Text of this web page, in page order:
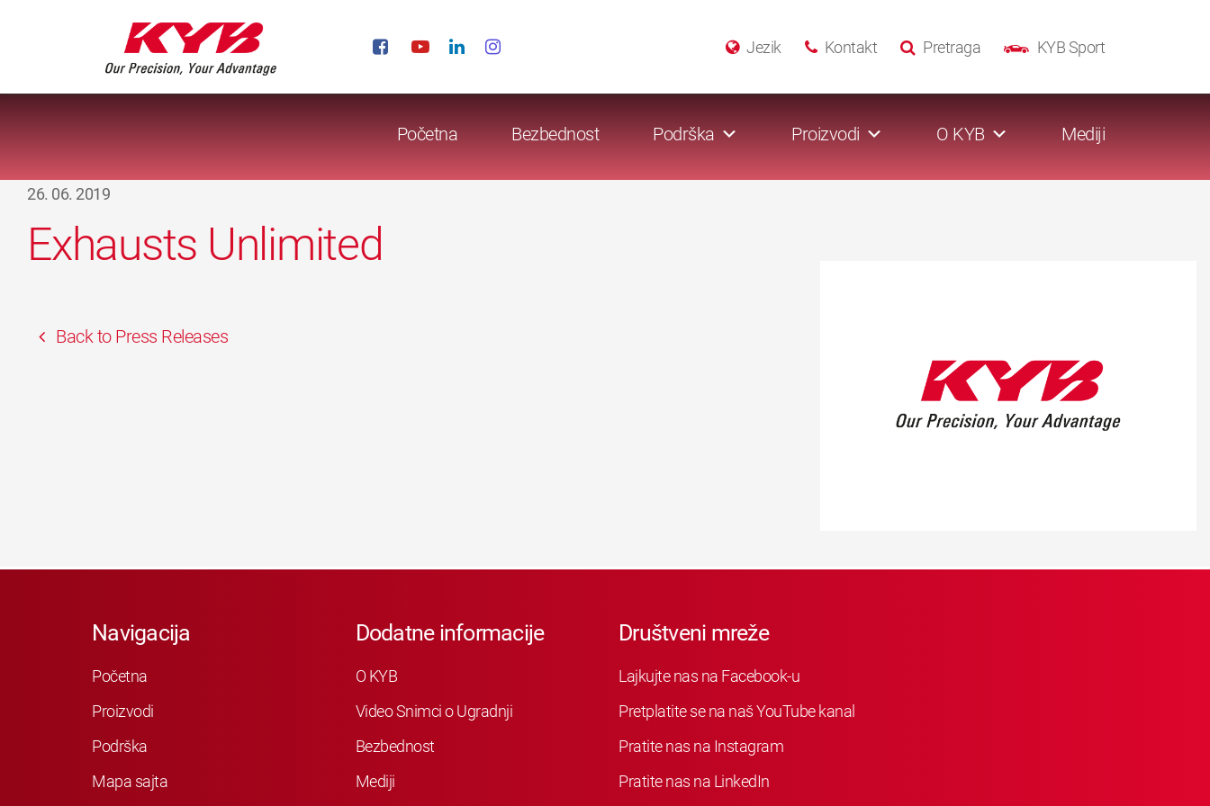
KYB Sport
Pretraga
Kontakt
Jezik
Početna Bezbednost Podrška Proizvodi O KYB Mediji
26. 06. 2019
Exhausts Unlimited
Back to Press Releases
Navigacija
Početna
Proizvodi
Podrška
Mapa sajta
Dodatne informacije
O KYB
Video Snimci o Ugradnji
Bezbednost
Mediji
Društveni mreže
Lajkujte nas na Facebook-u
Pretplatite se na naš YouTube kanal
Pratite nas na Instagram
Pratite nas na LinkedIn